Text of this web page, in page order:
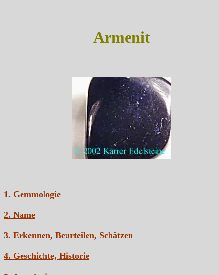
Armenit
1. Gemmologie
2. Name
3. Erkennen, Beurteilen, Schätzen
4. Geschichte, Historie